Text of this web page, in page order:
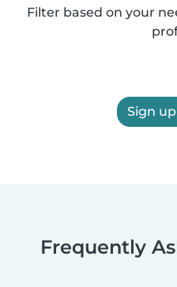
Filter based on your
Sign
Frequently